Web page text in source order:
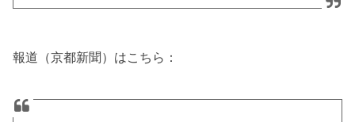
報道（京都新聞）はこちら：